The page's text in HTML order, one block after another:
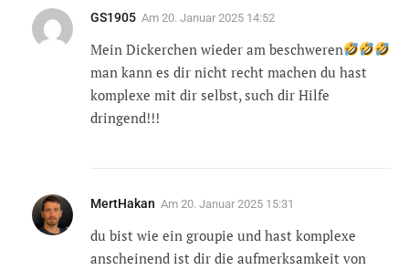
GS1905 Am 20. Januar 2025 14:52
Mein Dickerchen wieder am beschweren
man kann es dir nicht recht machen du hast
komplexe mit dir selbst, such dir Hilfe
dringend!!!
MertHakan Am 20. Januar 2025 15:31
du bist wie ein groupie und hast komplexe
anscheinend ist dir die aufmerksamkeit von